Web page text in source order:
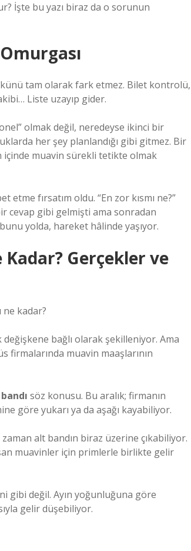
İşte bu yazı biraz da o sorunun
tam olarak fark etmez. Bilet kontrolü,
Liste uzayıp gider.
olmak değil, neredeyse ikinci bir
her şey planlandığı gibi gitmez. Bir
içinde muavin sürekli tetikte olmak
fırsatım oldu. “En zor kısmı ne?”
cevap gibi gelmişti ama sonradan
yolda, hareket hâlinde yaşıyor.
Gerçekler ve
ne kadar?
bağlı olarak şekilleniyor. Ama
firmalarında muavin maaşlarının
söz konusu. Bu aralık; firmanın
göre yukarı ya da aşağı kayabiliyor.
alt bandın biraz üzerine çıkabiliyor.
muavinler için primlerle birlikte gelir
gibi değil. Ayın yoğunluğuna göre
gelir düşebiliyor.